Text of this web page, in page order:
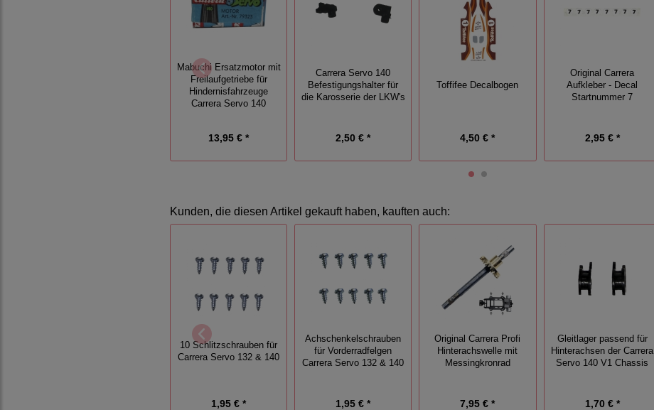
Mabuchi Ersatzmotor mit
Freilaufgetriebe für
Hindernisfahrzeuge
Carrera Servo 140
13,95 € *
Carrera Servo 140
Befestigungshalter für
die Karosserie der LKW's
2,50 € *
Toffifee Decalbogen
4,50 € *
Original Carrera
Aufkleber - Decal
Startnummer 7
2,95 € *
Kunden, die diesen Artikel gekauft haben, kauften auch:
10 Schlitzschrauben für
Carrera Servo 132 & 140
1,95 € *
Achschenkelschrauben
für Vorderradfelgen
Carrera Servo 132 & 140
1,95 € *
Original Carrera Profi
Hinterachswelle mit
Messingkronrad
7,95 € *
Gleitlager passend für
Hinterachsen der Carrera
Servo 140 V1 Chassis
1,70 € *